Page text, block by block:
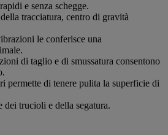
e senza schegge.
tracciatura, centro di gravità
le conferisce una
di taglio e di smussatura consentono
permette di tenere pulita la superficie di
dei trucioli e della segatura.